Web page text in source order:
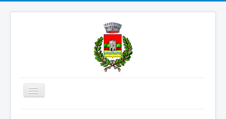
Cambia
navigazione